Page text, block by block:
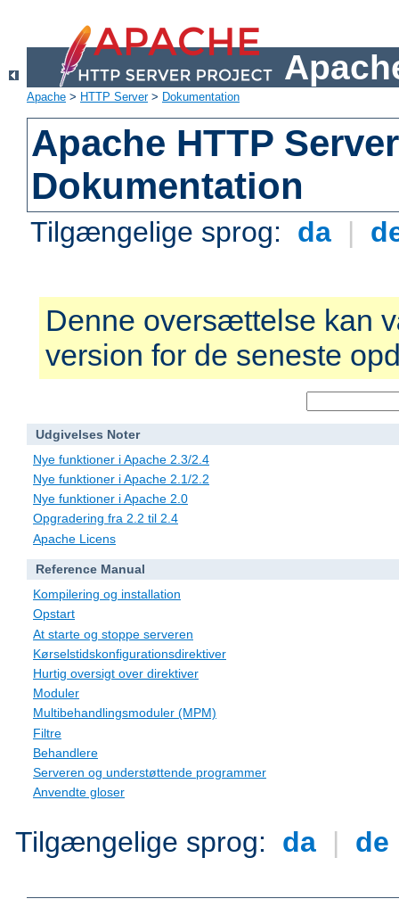
Apache > HTTP Server> Dokumentation
Apache HTTP
Dokumentation
Tilgængelige sprog: da |
Denne oversættelse kan
version for de seneste
Udgivelses Noter
Nye funktioner i Apache 2.3/2.4
Nye funktioner i Apache 2.1/2.2
Nye funktioner i Apache 2.0
Opgradering fra 2.2 til 2.4
Apache Licens
Reference Manual
Kompilering og installation
Opstart
At starte og stoppe serveren
Kørselstidskonfigurationsdirektiver
Hurtig oversigt over direktiver
Moduler
Multibehandlingsmoduler (MPM)
Filtre
Behandlere
Serveren og understøttende programmer
Anvendte gloser
Tilgængelige sprog: da | de